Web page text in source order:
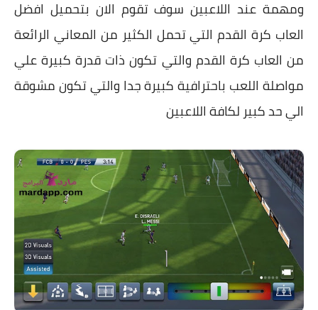
ومهمة عند اللاعبين سوف تقوم الان بتحميل افضل
العاب كرة القدم التي تحمل الكثير من المعاني الرائعة
من العاب كرة القدم والتي تكون ذات قدرة كبيرة علي
مواصلة اللعب باحترافية كبيرة جدا والتي تكون مشوقة
الي حد كبير لكافة اللاعبين